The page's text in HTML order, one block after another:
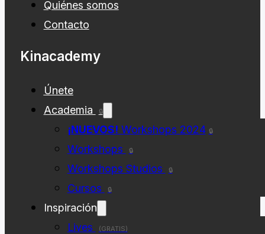
Quiénes somos
Contacto
Kinacademy
Únete
Academia
🔒
¡NUEVOS! Workshops 2024 🔒
Workshops 🔒
Workshops Studios 🔒
Cursos 🔒
Inspiración
Lives
(GRATIS)